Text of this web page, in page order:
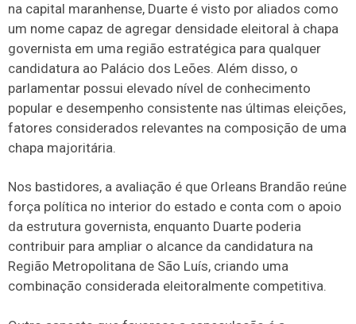
na capital maranhense, Duarte é visto por aliados como
um nome capaz de agregar densidade eleitoral à chapa
governista em uma região estratégica para qualquer
candidatura ao Palácio dos Leões. Além disso, o
parlamentar possui elevado nível de conhecimento
popular e desempenho consistente nas últimas eleições,
fatores considerados relevantes na composição de uma
chapa majoritária.
Nos bastidores, a avaliação é que Orleans Brandão reúne
força política no interior do estado e conta com o apoio
da estrutura governista, enquanto Duarte poderia
contribuir para ampliar o alcance da candidatura na
Região Metropolitana de São Luís, criando uma
combinação considerada eleitoralmente competitiva.